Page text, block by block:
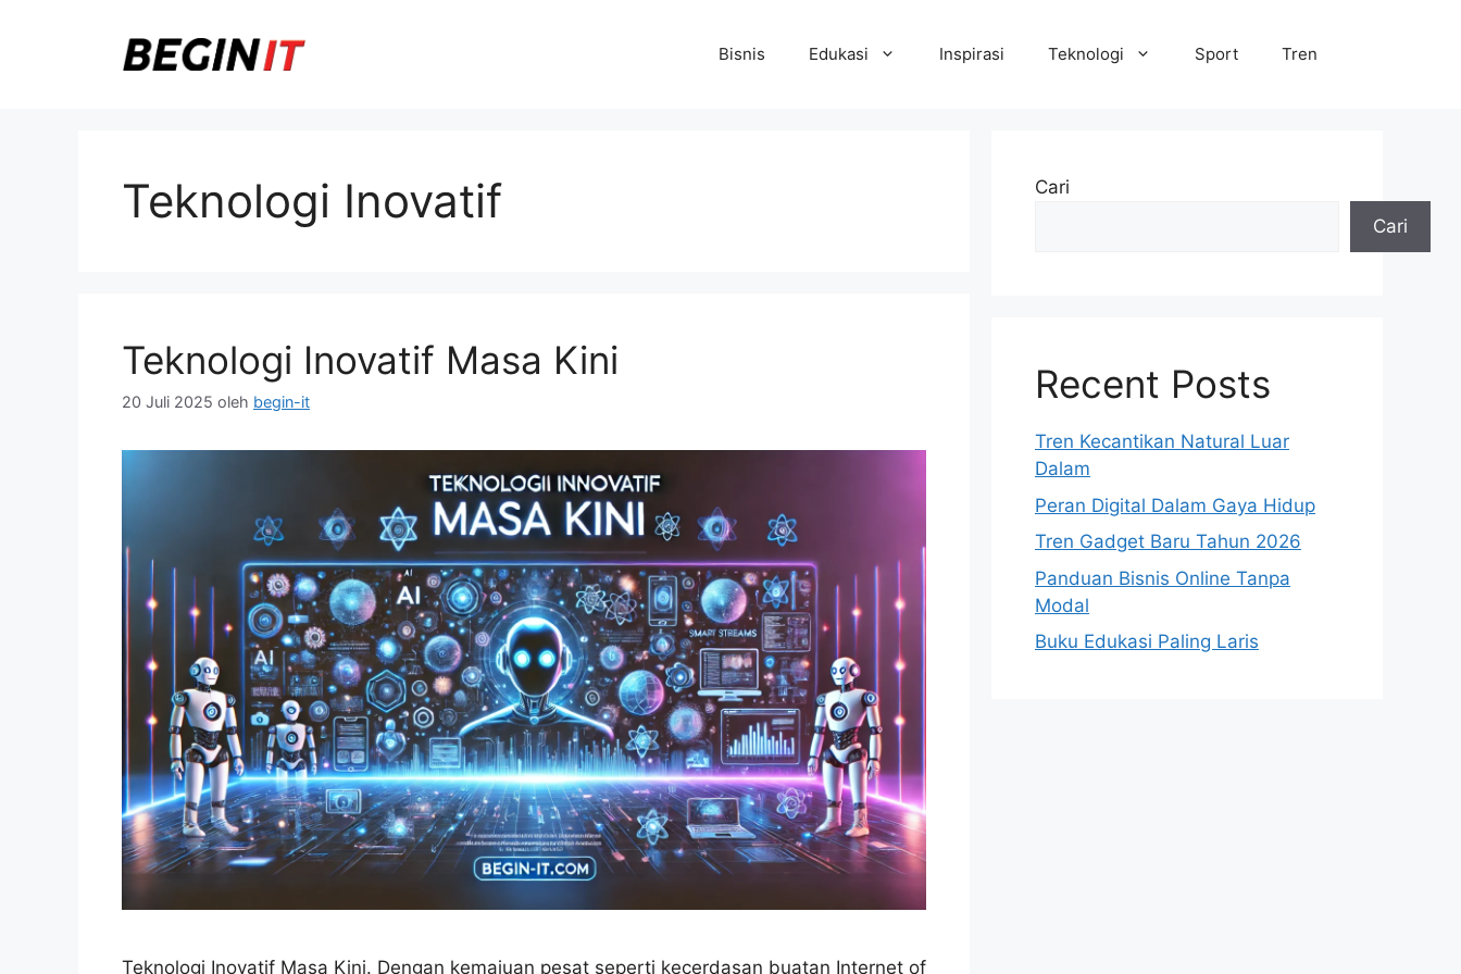
Bisnis Edukasi Inspirasi Teknologi Sport Tren
Teknologi Inovatif
Teknologi Inovatif Masa Kini
20 Juli 2025 oleh begin-it
Teknologi Inovatif Masa Kini. Dengan kemajuan pesat seperti kecerdasan buatan Internet of
Cari
Cari
Recent Posts
Tren Kecantikan Natural Luar
Dalam
Peran Digital Dalam Gaya Hidup
Tren Gadget Baru Tahun 2026
Panduan Bisnis Online Tanpa
Modal
Buku Edukasi Paling Laris